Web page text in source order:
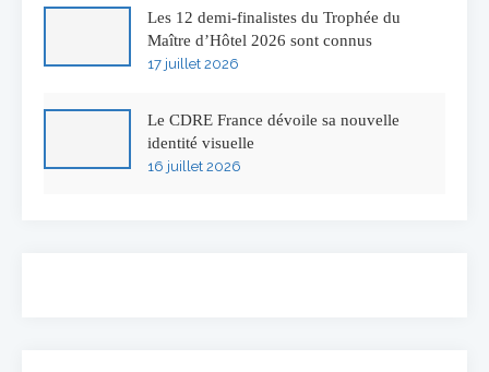
Les 12 demi-finalistes du Trophée du
Maître d’Hôtel 2026 sont connus
17 juillet 2026
Le CDRE France dévoile sa nouvelle
identité visuelle
16 juillet 2026